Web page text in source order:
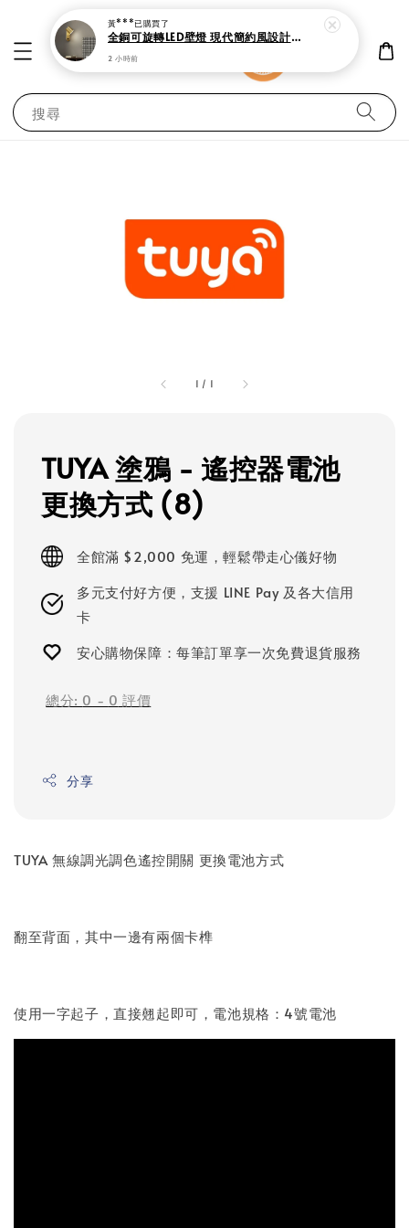
搜尋
1 / 1
TUYA 塗鴉 - 遙控器電池
更換方式 (8)
全館滿 $2,000 免運，輕鬆帶走心儀好物
多元支付好方便，支援 LINE Pay 及各大信用
卡
安心購物保障：每筆訂單享一次免費退貨服務
總分: 0 - 0 評價
分享
TUYA 無線調光調色遙控開關 更換電池方式
翻至背面，其中一邊有兩個卡榫
使用一字起子，直接翹起即可，電池規格：4號電池
黃***已購買了
全銅可旋轉LED壁燈 現代簡約風設計 附開關 床頭燈
2 小時前